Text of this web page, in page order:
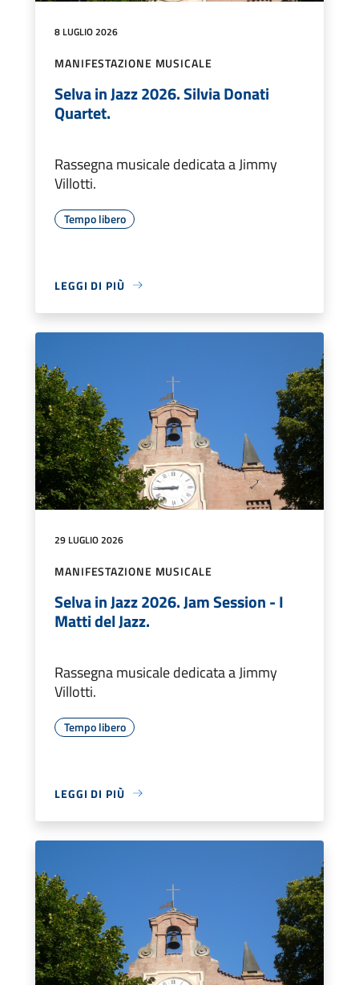
8 LUGLIO 2026
MANIFESTAZIONE MUSICALE
Selva in Jazz 2026. Silvia Donati
Quartet.
Rassegna musicale dedicata a Jimmy
Villotti.
Tempo libero
LEGGI DI PIÙ
29 LUGLIO 2026
MANIFESTAZIONE MUSICALE
Selva in Jazz 2026. Jam Session - I
Matti del Jazz.
Rassegna musicale dedicata a Jimmy
Villotti.
Tempo libero
LEGGI DI PIÙ